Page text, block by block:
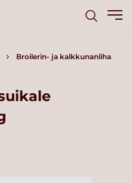
Broilerin- ja kalkkunanliha